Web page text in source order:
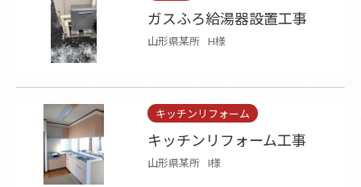
ガスふろ給湯器設置工事
山形県某所 H様
キッチンリフォーム
キッチンリフォーム工事
山形県某所 I様